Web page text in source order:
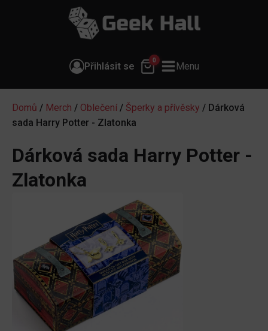
Přihlásit se
0
Menu
Domů / Merch / Oblečení / Šperky a přívěsky / Dárková
sada Harry Potter - Zlatonka
Dárková sada Harry Potter -
Zlatonka